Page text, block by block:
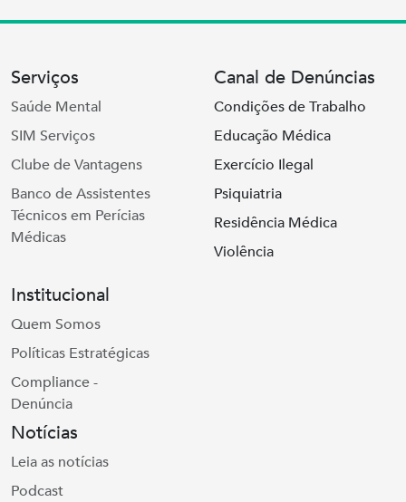
Serviços
Saúde Mental
SIM Serviços
Clube de Vantagens
Banco de Assistentes
Técnicos em Perícias
Médicas
Canal de Denúncias
Condições de Trabalho
Educação Médica
Exercício Ilegal
Psiquiatria
Residência Médica
Violência
Institucional
Quem Somos
Políticas Estratégicas
Compliance -
Denúncia
Notícias
Leia as notícias
Podcast